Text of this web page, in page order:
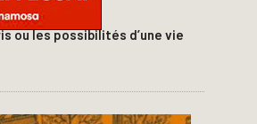
ou les possibilités d’une vie